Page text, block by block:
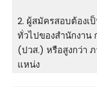
2. ผู้สมัครสอบต้องเ
ทั่วไปของสํานักงาน
(ปวส.) หรือสูงกว่า
แหน่ง